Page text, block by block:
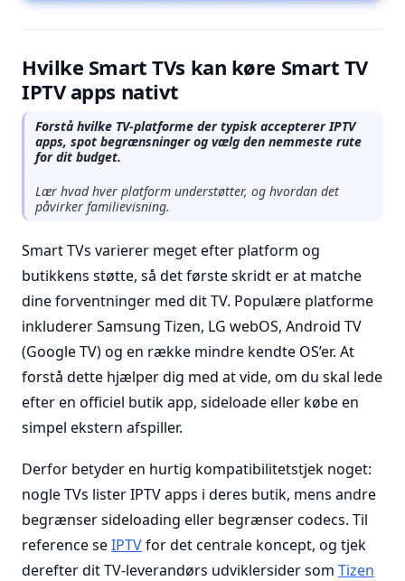
Hvilke Smart TVs kan køre Smart TV
IPTV apps nativt
Forstå hvilke TV-platforme der typisk accepterer IPTV
apps, spot begrænsninger og vælg den nemmeste rute
for dit budget.
Lær hvad hver platform understøtter, og hvordan det
påvirker familievisning.
Smart TVs varierer meget efter platform og
butikkens støtte, så det første skridt er at matche
dine forventninger med dit TV. Populære platforme
inkluderer Samsung Tizen, LG webOS, Android TV
(Google TV) og en række mindre kendte OS’er. At
forstå dette hjælper dig med at vide, om du skal lede
efter en officiel butik app, sideloade eller købe en
simpel ekstern afspiller.
Derfor betyder en hurtig kompatibilitetstjek noget:
nogle TVs lister IPTV apps i deres butik, mens andre
begrænser sideloading eller begrænser codecs. Til
reference seIPTVfor det centrale koncept, og tjek
derefter dit TV-leverandørs udviklersider som Tizen